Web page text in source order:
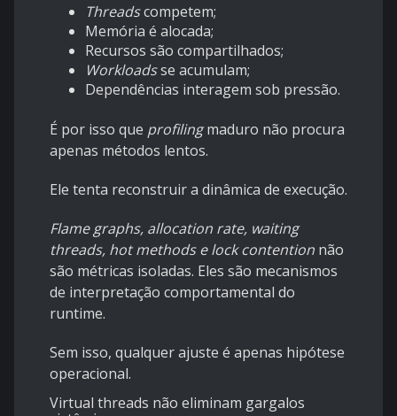
Threadscompetem;
Memória é alocada;
Recursos são compartilhados;
Workloadsse acumulam;
Dependências interagem sob pressão.
É por isso que profilingmaduro não procura
apenas métodos lentos.
Ele tenta reconstruir a dinâmica de execução.
Flame graphs, allocation rate, waiting
threads, hot methods e lock contention não
são métricas isoladas. Eles são mecanismos
de interpretação comportamental do
runtime.
Sem isso, qualquer ajuste é apenas hipótese
operacional.
Virtual threads não eliminam gargalos